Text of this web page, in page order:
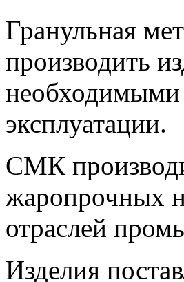
Гранульная
производить
необходимыми
эксплуатации.
СМК
жаропрочных
отраслей
Изделия